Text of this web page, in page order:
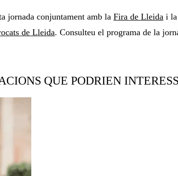
jornada conjuntament amb la Fira de Lleida i
de Lleida. Consulteu el programa de la
QUE PODRIEN